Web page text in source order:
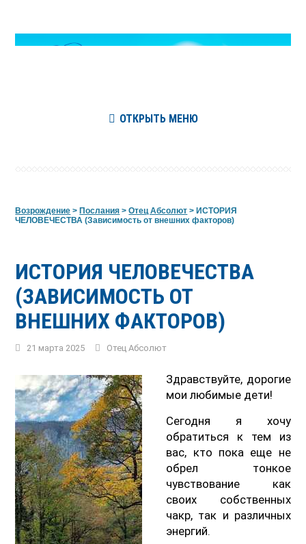
ОТКРЫТЬ МЕНЮ
Возрождение >Послания >Отец Абсолют >ИСТОРИЯ
ЧЕЛОВЕЧЕСТВА (Зависимость от внешних факторов)
ИСТОРИЯ ЧЕЛОВЕЧЕСТВА
(ЗАВИСИМОСТЬ ОТ
ВНЕШНИХ ФАКТОРОВ)
21 марта 2025 Отец Абсолют
Здравствуйте, дорогие
мои любимые дети!
Сегодня я хочу
обратиться к тем из
вас, кто пока еще не
обрел тонкое
чувствование как
своих собственных
чакр, так и различных
энергий.